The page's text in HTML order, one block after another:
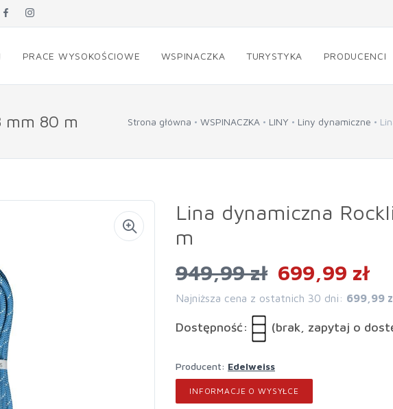
PRACE WYSOKOŚCIOWE WSPINACZKA TURYSTYKA PRODUCENCI
mm 80 m Strona główna WSPINACZKA LINY Liny dynamiczne
Lina dynamiczna
m
949,99 zł 699,99 zł
Najniższa cena z ostatnich 30 dni: 699,99
Dostępność: (brak, zapytaj o
Producent: Edelweiss
INFORMACJE O WYSYŁCE